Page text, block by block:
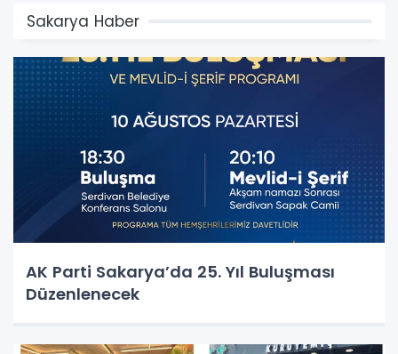
Sakarya Haber
AK Parti Sakarya’da 25. Yıl Buluşması
Düzenlenecek